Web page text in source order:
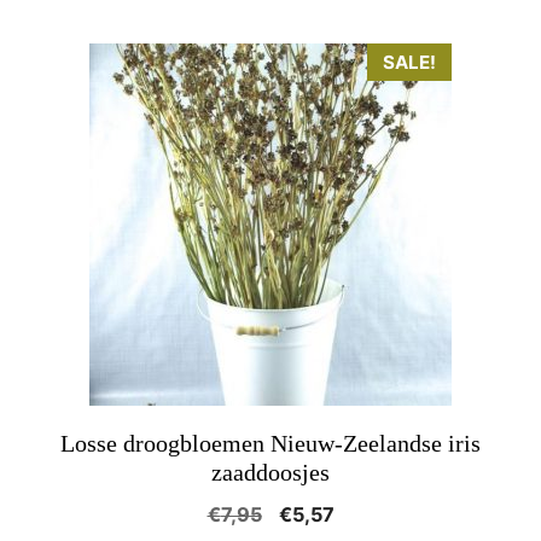
SALE!
Losse droogbloemen Nieuw-Zeelandse iris
zaaddoosjes
€7,95
Oorspronkelijke
€5,57Huidige